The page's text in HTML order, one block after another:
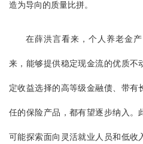
造为导向的质量比拼。
在薛洪言看来，个人养老金
来，能够提供稳定现金流的优质不
定收益选择的高等级金融债、带有
任的保险产品，都有望逐步纳入。
可能探索面向灵活就业人员和低收